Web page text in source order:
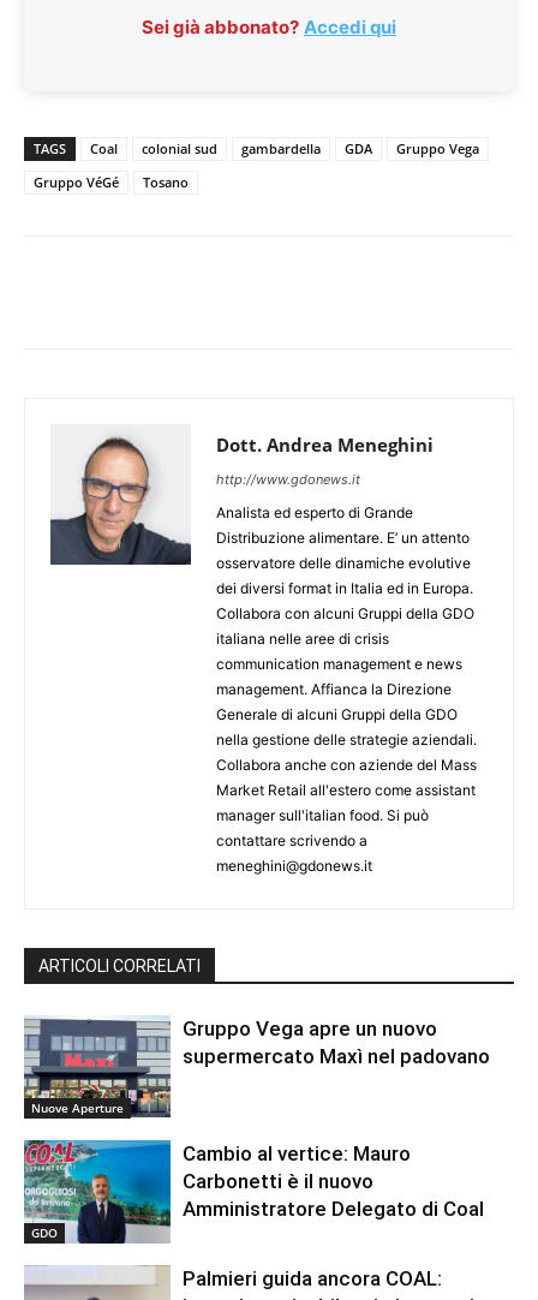
Sei già abbonato? Accedi qui
TAGS Coal colonial sud gambardella GDA
Gruppo Vega
Gruppo VéGé
Tosano
Dott. Andrea Meneghini
http://www.gdonews.it
Analista ed esperto di Grande
Distribuzione alimentare. E’ un attento
osservatore delle dinamiche evolutive
dei diversi format in Italia ed in Europa.
Collabora con alcuni Gruppi della GDO
italiana nelle aree di crisis
communication management e news
management. Affianca la Direzione
Generale di alcuni Gruppi della GDO
nella gestione delle strategie aziendali.
Collabora anche con aziende del Mass
Market Retail all'estero come assistant
manager sull'italian food. Si può
contattare scrivendo a
meneghini@gdonews.it
ARTICOLI CORRELATI
Nuove Aperture
Gruppo Vega apre un nuovo
supermercato Maxì nel padovano
GDO
Cambio al vertice: Mauro
Carbonetti è il nuovo
Amministratore Delegato di Coal
Palmieri guida ancora COAL: